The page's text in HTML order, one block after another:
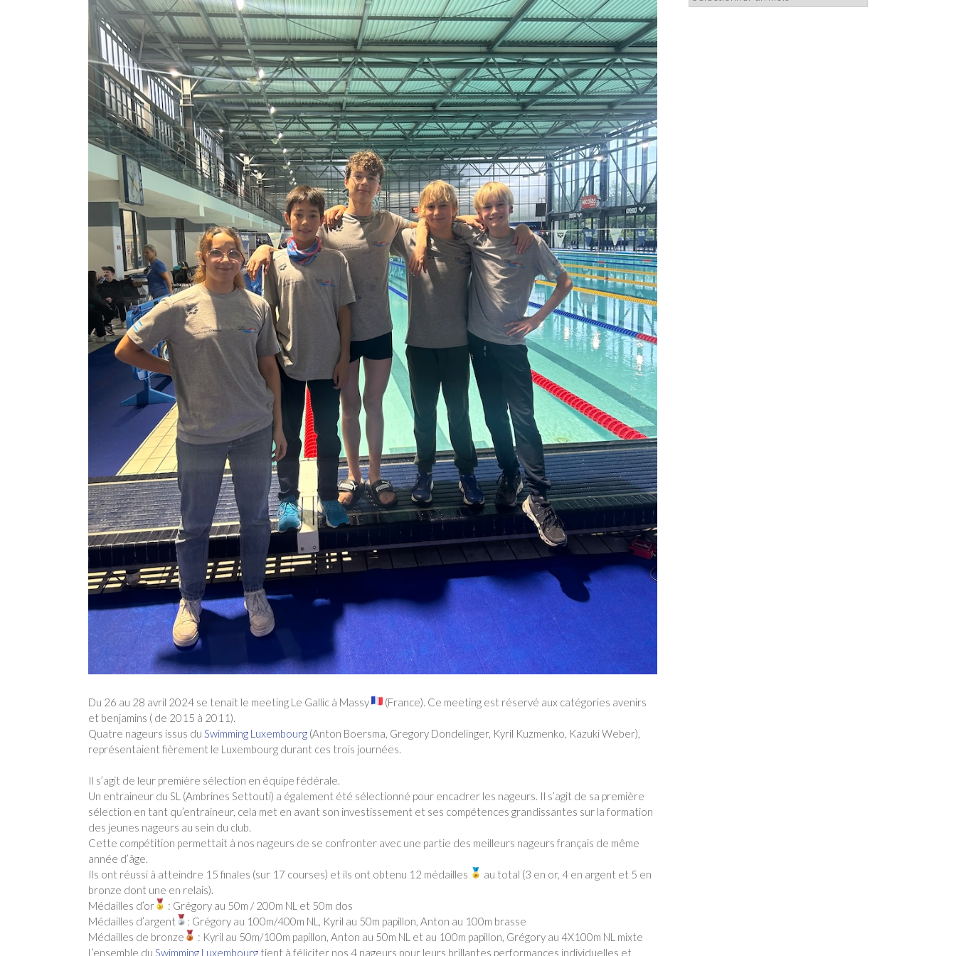
Du 26 au 28 avril 2024 se tenait le meeting Le Gallic à Massy
(France). Ce meeting est réservé aux catégories avenirs
et benjamins ( de 2015 à 2011).
Quatre nageurs issus du Swimming Luxembourg (Anton Boersma, Gregory Dondelinger, Kyril Kuzmenko, Kazuki Weber),
représentaient fièrement le Luxembourg durant ces trois journées.
Il s’agit de leur première sélection en équipe fédérale.
Un entraineur du SL (Ambrines Settouti) a également été sélectionné pour encadrer les nageurs. Il s’agit de sa première
sélection en tant qu’entraineur, cela met en avant son investissement et ses compétences grandissantes sur la formation
des jeunes nageurs au sein du club.
Cette compétition permettait à nos nageurs de se confronter avec une partie des meilleurs nageurs français de même
année d’âge.
Ils ont réussi à atteindre 15 finales (sur 17 courses) et ils ont obtenu 12 médailles
au total (3 en or, 4 en argent et 5 en
bronze dont une en relais).
Médailles d’or
: Grégory au 50m / 200m NL et 50m dos
Médailles d’argent
: Grégory au 100m/400m NL, Kyril au 50m papillon, Anton au 100m brasse
Médailles de bronze
: Kyril au 50m/100m papillon, Anton au 50m NL et au 100m papillon, Grégory au 4X100m NL mixte
L’ensemble du Swimming Luxembourg tient à féliciter nos 4 nageurs pour leurs brillantes performances individuelles et